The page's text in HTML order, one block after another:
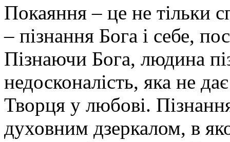
Покаяння – це не тільки
– пізнання Бога і себе,
Пізнаючи Бога, людина
недосконалість, яка не
Творця у любові.
духовним дзеркалом, в